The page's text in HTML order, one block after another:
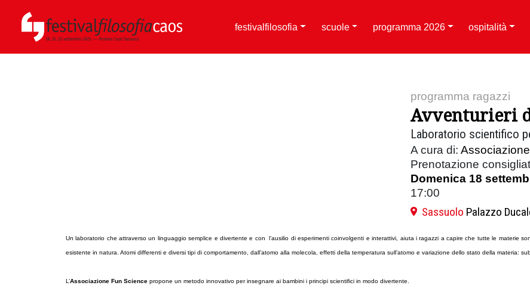
festivalfilosofia scuole programma 2026 ospitalità
programma ragazzi
Avventurieri
Laboratorio scientifico
A cura di:
Prenotazione
Domenica 18
17:00
Sassuolo Palazzo
Un laboratorio che attraverso un linguaggio semplice e divertente e con l’ausilio di esperimenti coinvolgenti e interattivi, aiuta i ragazzi a capire che tutte le materie
esistente in natura. Atomi differenti e diversi tipi di comportamento, dall’atomo alla molecola, effetti della temperatura sull’atomo e variazione dello stato della materia:
L’Associazione Fun Science propone un metodo innovativo per insegnare ai bambini i principi scientifici in modo divertente.